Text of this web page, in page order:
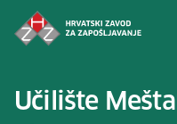
Učilište